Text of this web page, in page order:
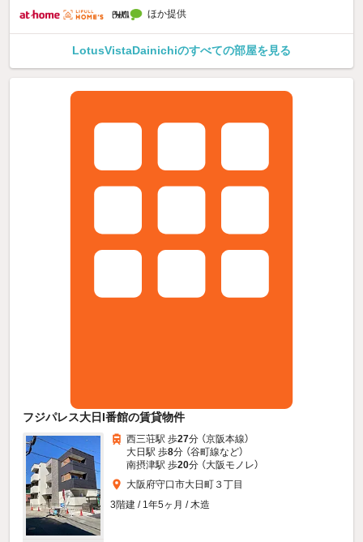
ほか提供
LotusVistaDainichiのすべての部屋を見る
フジパレス大日I番館の賃貸物件
西三荘駅 歩27分 （京阪本線）
大日駅 歩8分 （谷町線など）
南摂津駅 歩20分 （大阪モノレ）
大阪府守口市大日町３丁目
3階建 / 1年5ヶ月 / 木造